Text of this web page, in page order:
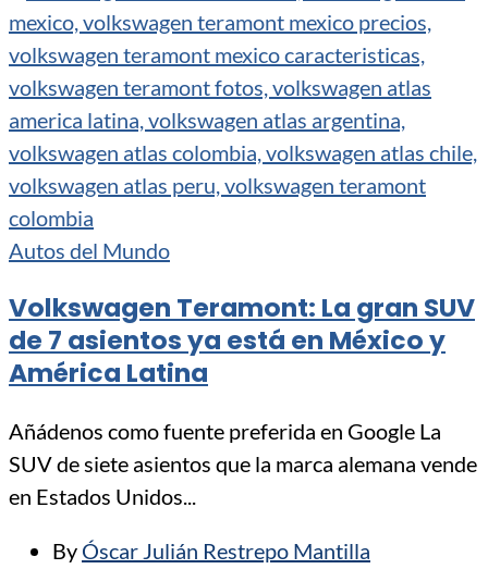
Autos del Mundo
Volkswagen Teramont: La gran SUV
de 7 asientos ya está en México y
América Latina
Añádenos como fuente preferida en Google La
SUV de siete asientos que la marca alemana vende
en Estados Unidos...
By Óscar Julián Restrepo Mantilla